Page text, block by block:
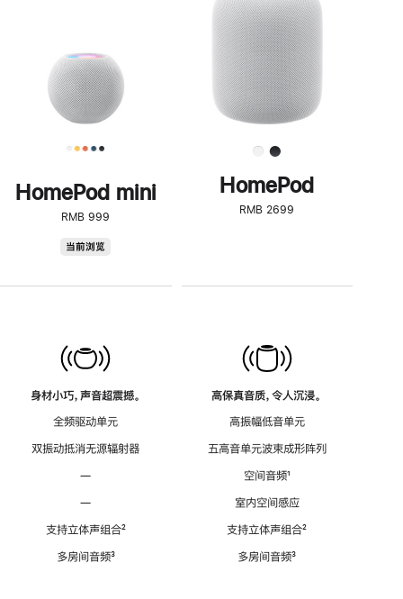
HomePod mini
RMB 999
当前浏览
身材小巧，声音超震撼。
全频驱动单元
双振动抵消无源辐射器
—
—
支持立体声组合脚
²
多房间音频脚
³
了
解
HomePod<
HomePod
RMB 2699
高保真音质，令人沉浸。
高振幅低音单元
五高音单元波束成形阵列
空间音频脚
¹
室内空间感应
支持立体声组合脚
²
多房间音频脚
³